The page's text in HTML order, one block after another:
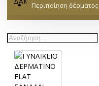
Περιποίηση